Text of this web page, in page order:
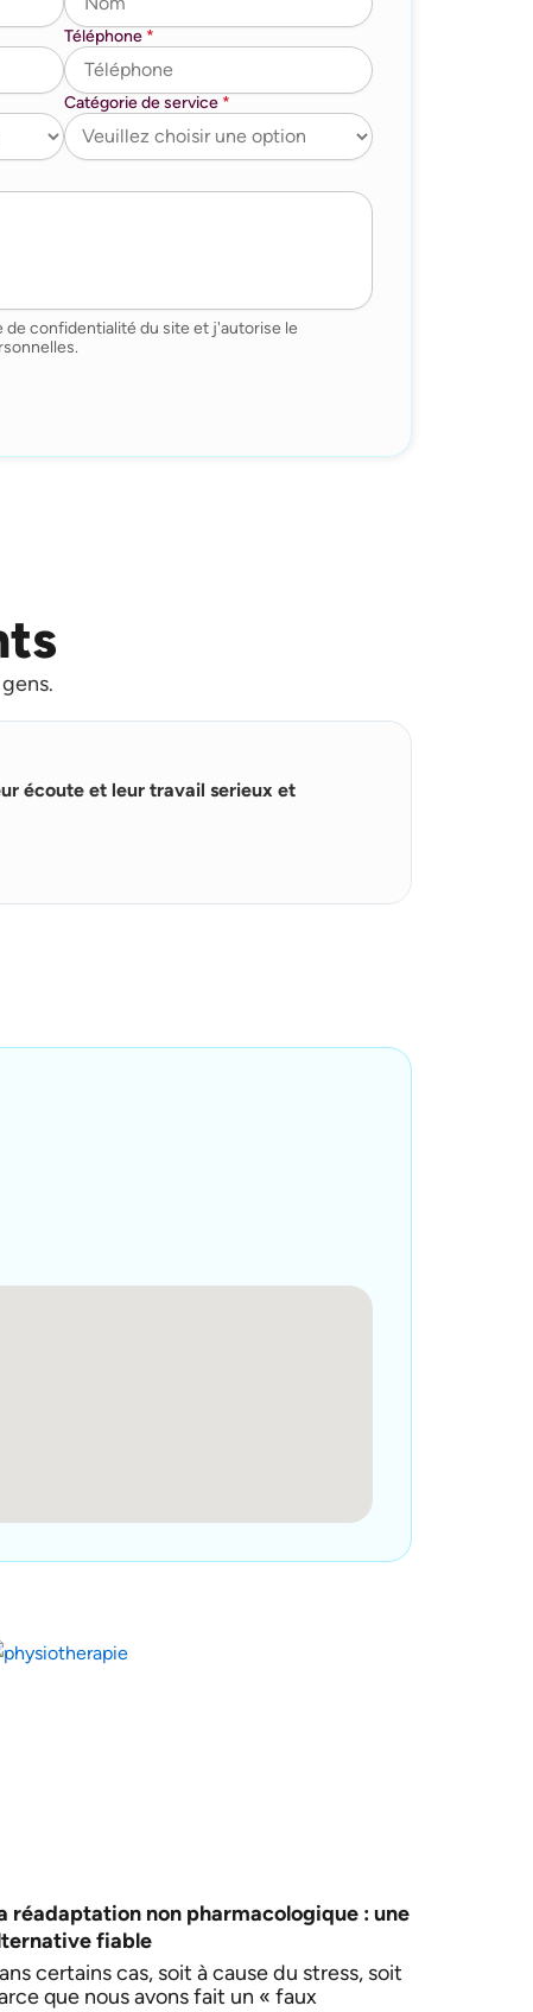
Téléphone *
Catégorie de service *
de confidentialité du site et j'autorise le
écoute et leur travail serieux et
L
réadaptation non pharmacologique : une
fiable
certains cas, soit à cause du stress, soit
que nous avons fait un « faux